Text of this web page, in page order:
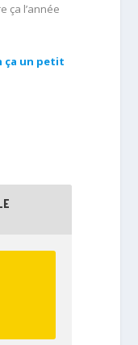
ça l’année
ça un petit